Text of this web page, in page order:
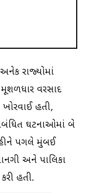
રાજ્યોમાં
વરસાદ
હતી,
ઘટનાઓમાં બે
પગલે મુંબઈ
અને પાલિકા
હતી.